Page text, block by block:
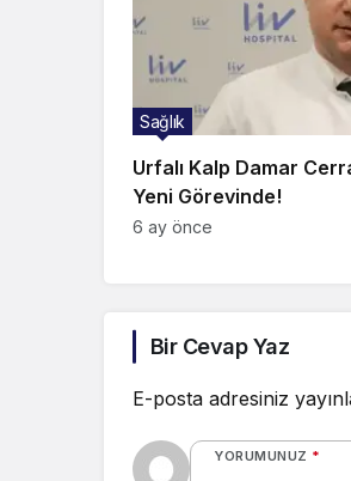
Urfalı Kalp Damar
Yeni Görevinde!
Sağlık
6 ay önce
Bir Cevap Yaz
E-posta adresiniz
YORUMUNUZ *